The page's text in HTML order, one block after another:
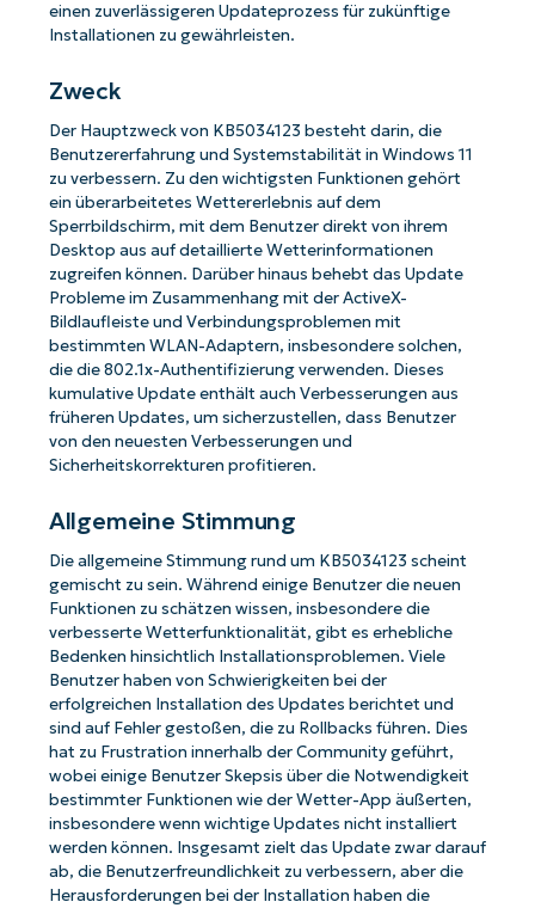
einen zuverlässigeren Updateprozess für zukünftige
Installationen zu gewährleisten.
Zweck
Der Hauptzweck von KB5034123 besteht darin, die
Benutzererfahrung und Systemstabilität in Windows 11
zu verbessern. Zu den wichtigsten Funktionen gehört
ein überarbeitetes Wettererlebnis auf dem
Sperrbildschirm, mit dem Benutzer direkt von ihrem
Desktop aus auf detaillierte Wetterinformationen
zugreifen können. Darüber hinaus behebt das Update
Probleme im Zusammenhang mit der ActiveX-
Bildlaufleiste und Verbindungsproblemen mit
bestimmten WLAN-Adaptern, insbesondere solchen,
die die 802.1x-Authentifizierung verwenden. Dieses
kumulative Update enthält auch Verbesserungen aus
früheren Updates, um sicherzustellen, dass Benutzer
von den neuesten Verbesserungen und
Sicherheitskorrekturen profitieren.
Allgemeine Stimmung
Die allgemeine Stimmung rund um KB5034123 scheint
gemischt zu sein. Während einige Benutzer die neuen
Funktionen zu schätzen wissen, insbesondere die
verbesserte Wetterfunktionalität, gibt es erhebliche
Bedenken hinsichtlich Installationsproblemen. Viele
Benutzer haben von Schwierigkeiten bei der
erfolgreichen Installation des Updates berichtet und
sind auf Fehler gestoßen, die zu Rollbacks führen. Dies
hat zu Frustration innerhalb der Community geführt,
wobei einige Benutzer Skepsis über die Notwendigkeit
bestimmter Funktionen wie der Wetter-App äußerten,
insbesondere wenn wichtige Updates nicht installiert
werden können. Insgesamt zielt das Update zwar darauf
ab, die Benutzerfreundlichkeit zu verbessern, aber die
Herausforderungen bei der Installation haben die